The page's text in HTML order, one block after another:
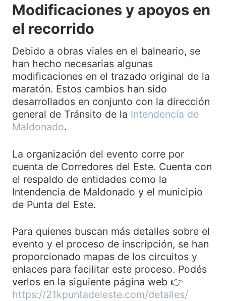
Modificaciones y apoyos en
el recorrido
Debido a obras viales en el balneario, se
han hecho necesarias algunas
modificaciones en el trazado original de la
maratón. Estos cambios han sido
desarrollados en conjunto con la dirección
general de Tránsito de la Intendencia de
Maldonado.
La organización del evento corre por
cuenta de Corredores del Este. Cuenta con
el respaldo de entidades como la
Intendencia de Maldonado y el municipio
de Punta del Este.
Para quienes buscan más detalles sobre el
evento y el proceso de inscripción, se han
proporcionado mapas de los circuitos y
enlaces para facilitar este proceso. Podés
verlos en la siguiente página web 👉
https://21kpuntadeleste.com/detalles/